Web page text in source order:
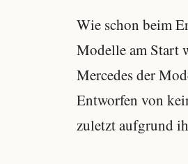
Wie schon beim
Modelle am Start
Mercedes der
Entworfen von
zuletzt aufgrund